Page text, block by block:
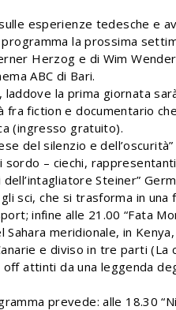
esperienze tedesche e
la prossima
Herzog e di Wim
ABC di Bari.
la prima giornata
fiction e documentario
(ingresso gratuito).
del silenzio e
– ciechi,
Steiner”
sci, che si trasforma in una
infine alle 21.00 “Fata
meridionale, in Kenya,
e diviso in tre parti (La
attinti da una leggenda
prevede: alle 18.30